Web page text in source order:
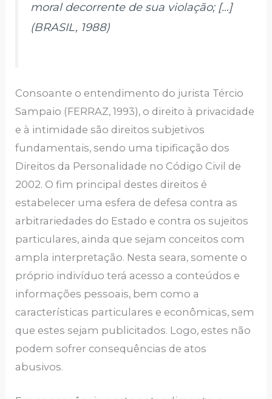
moral decorrente de sua violação; […]
(BRASIL, 1988)
Consoante o entendimento do jurista Tércio
Sampaio (FERRAZ, 1993), o direito à privacidade
e à intimidade são direitos subjetivos
fundamentais, sendo uma tipificação dos
Direitos da Personalidade no Código Civil de
2002. O fim principal destes direitos é
estabelecer uma esfera de defesa contra as
arbitrariedades do Estado e contra os sujeitos
particulares, ainda que sejam conceitos com
ampla interpretação. Nesta seara, somente o
próprio indivíduo terá acesso a conteúdos e
informações pessoais, bem como a
características particulares e econômicas, sem
que estes sejam publicitados. Logo, estes não
podem sofrer consequências de atos
abusivos.